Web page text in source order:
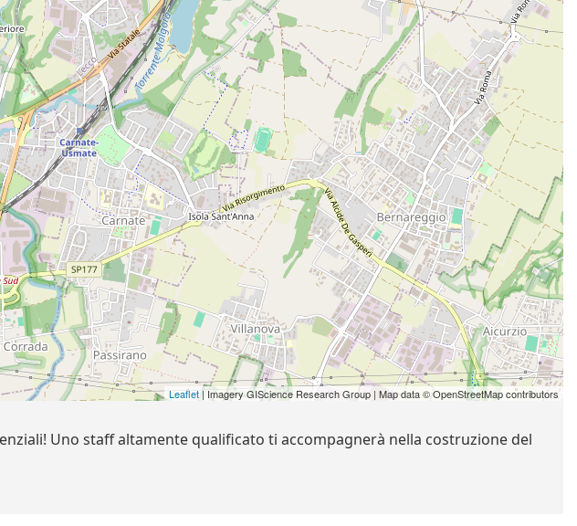
Leaflet| Imagery GIScience Research Group | Map data © OpenStreetMap contributors
Uno staff altamente qualificato ti accompagnerà nella costruzione del